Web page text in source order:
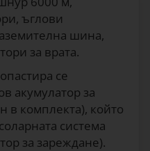
ъглови
шина,
за врата.
се
акумулатор за
в комплекта), който
система
за зареждане).